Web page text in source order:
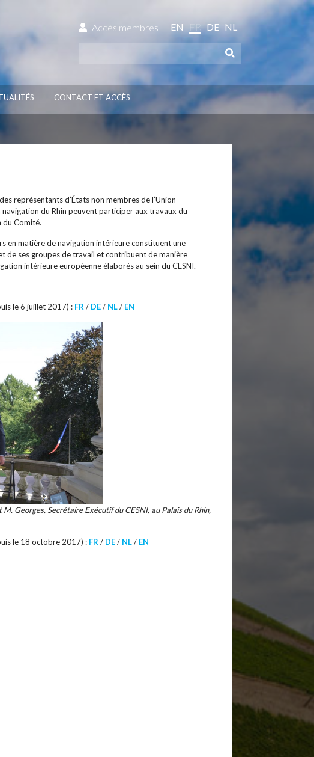
Accès membres EN FR DE NL
CONTACT ET ACCÈS
représentants d’États non membres de l’Union
du Rhin peuvent participer aux travaux du
du Comité.
en matière de navigation intérieure constituent une
de ses groupes de travail et contribuent de manière
intérieure européenne élaborés au sein du CESNI.
le 6 juillet 2017) : FR / DE/ NL/ EN
Georges, Secrétaire Exécutif du CESNI, au Palais du Rhin,
le 18 octobre 2017) : FR / DE/ NL/ EN